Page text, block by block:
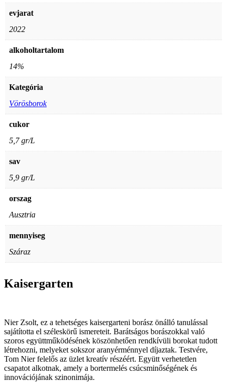
evjarat
2022
alkoholtartalom
14%
Kategória
Vörösborok
cukor
5,7 gr/L
sav
5,9 gr/L
orszag
Ausztria
mennyiseg
Száraz
Kaisergarten
Nier Zsolt, ez a tehetséges kaisergarteni borász önálló tanulással
sajátította el széleskörű ismereteit. Barátságos borászokkal való
szoros együttműködésének köszönhetően rendkívüli borokat tudott
létrehozni, melyeket sokszor aranyérménnyel díjaztak. Testvére,
Tom Nier felelős az üzlet kreatív részéért. Együtt verhetetlen
csapatot alkotnak, amely a bortermelés csúcsminőségének és
innovációjának szinonimája.